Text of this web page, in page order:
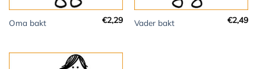
Oma bakt €2,29 Vader bakt €2,49